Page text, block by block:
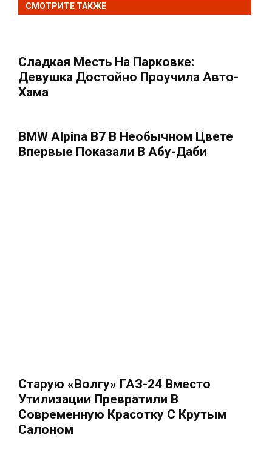
СМОТРИТЕ ТАКЖЕ
Сладкая Месть На Парковке:
Девушка Достойно Проучила Авто-
Хама
BMW Alpina B7 В Необычном Цвете
Впервые Показали В Абу-Даби
Старую «Волгу» ГАЗ-24 Вместо
Утилизации Превратили В
Современную Красотку С Крутым
Салоном